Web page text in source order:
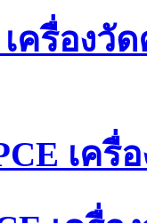
ครื่องวั
เค